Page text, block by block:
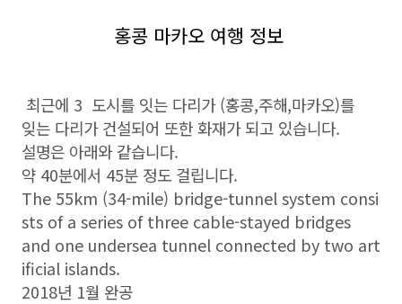
홍콩 마카오 여행 정보
최근에 3 도시를 잇는 다리가 (홍콩,주해,마카오)를
잊는 다리가 건설되어 또한 화재가 되고 있습니다.
설명은 아래와 같습니다.
약 40분에서 45분 정도 걸립니다.
The 55km (34-mile) bridge-tunnel system consi
sts of a series of three cable-stayed bridges
and one undersea tunnel connected by two art
ificial islands.
2018년 1월 완공